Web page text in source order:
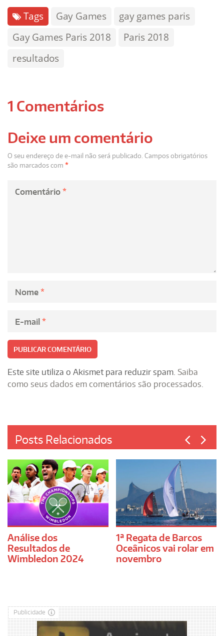
Tags Gay Games
gay games paris
Gay Games Paris 2018
Paris 2018
resultados
1 Comentários
Deixe um comentário
O seu endereço de e-mail não será publicado. Campos obrigatórios
são marcados com *
Comentário *
Nome *
E-mail *
Este site utiliza o Akismet para reduzir spam. Saiba
como seus dados em comentários são processados.
Posts Relacionados
Análise dos
Resultados de
Wimbledon 2024
1ª Regata de Barcos
Oceânicos vai rolar em
novembro
Publicidade